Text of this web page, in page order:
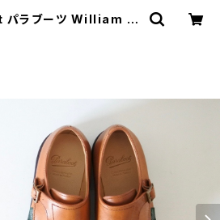
ラブーツ William ウ